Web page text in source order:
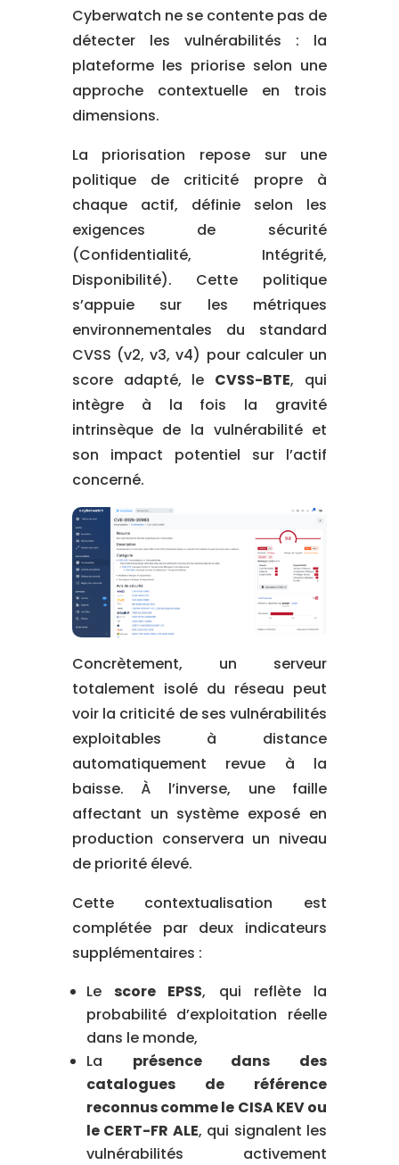
Cyberwatch ne se contente pas de
détecter les vulnérabilités : la
plateforme les priorise selon une
approche contextuelle en trois
dimensions.
La priorisation repose sur une
politique de criticité propre à
chaque actif, définie selon les
exigences de sécurité
(Confidentialité, Intégrité,
Disponibilité). Cette politique
s’appuie sur les métriques
environnementales du standard
CVSS (v2, v3, v4) pour calculer un
score adapté, le CVSS-BTE, qui
intègre à la fois la gravité
intrinsèque de la vulnérabilité et
son impact potentiel sur l’actif
concerné.
Concrètement, un serveur
totalement isolé du réseau peut
voir la criticité de ses vulnérabilités
exploitables à distance
automatiquement revue à la
baisse. À l’inverse, une faille
affectant un système exposé en
production conservera un niveau
de priorité élevé.
Cette contextualisation est
complétée par deux indicateurs
supplémentaires :
Le score EPSS, qui reflète la
probabilité d’exploitation réelle
dans le monde,
La présence dans des
catalogues de référence
reconnus comme le CISA KEV ou
le CERT-FR ALE, qui signalent les
vulnérabilités activement